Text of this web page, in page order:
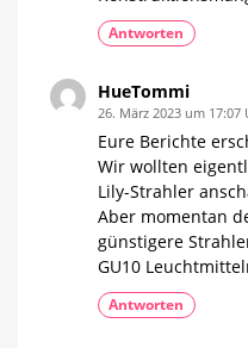
Antworten
HueTommi
26. März 2023 um 17:07
Eure Berichte
Wir wollten
Lily-Strahler
Aber momentan
günstigere
GU10
Antworten